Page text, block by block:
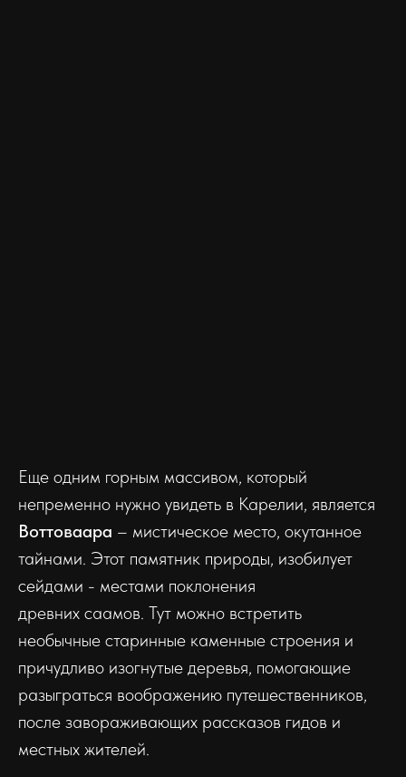
Еще одним горным массивом, который
непременно нужно увидеть в Карелии, является
Воттоваара – мистическое место, окутанное
тайнами. Этот памятник природы, изобилует
сейдами - местами поклонения
древних саамов. Тут можно встретить
необычные старинные каменные строения и
причудливо изогнутые деревья, помогающие
разыграться воображению путешественников,
после завораживающих рассказов гидов и
местных жителей.